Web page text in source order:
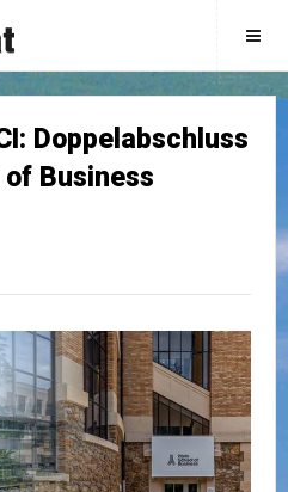
Doppelabschluss
Business